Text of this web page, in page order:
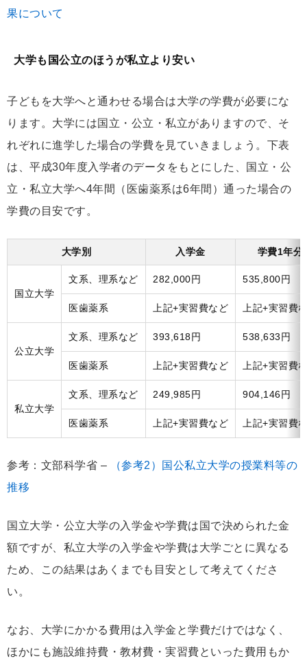
果について
大学も国公立のほうが私立より安い
子どもを大学へと通わせる場合は大学の学費が必要にな
ります。大学には国立・公立・私立がありますので、そ
れぞれに進学した場合の学費を見ていきましょう。下表
は、平成30年度入学者のデータをもとにした、国立・公
立・私立大学へ4年間（医歯薬系は6年間）通った場合の
学費の目安です。
大学別 入学金 学費1年分
国立大学
文系、理系など 282,000円 535,800円
医歯薬系 上記+実習費など 上記+実習費
公立大学
文系、理系など 393,618円 538,633円
医歯薬系 上記+実習費など 上記+実習費
私立大学
文系、理系など 249,985円 904,146円
医歯薬系 上記+実習費など 上記+実習費
参考：文部科学省 –
（参考2）国公私立大学の授業料等の
推移
国立大学・公立大学の入学金や学費は国で決められた金
額ですが、私立大学の入学金や学費は大学ごとに異なる
ため、この結果はあくまでも目安として考えてくださ
い。
なお、大学にかかる費用は入学金と学費だけではなく、
ほかにも施設維持費・教材費・実習費といった費用もか